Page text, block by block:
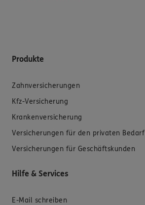
Produkte
Zahnversicherungen
Kfz-Versicherung
Krankenversicherung
Versicherungen für den privaten Bedarf
Versicherungen für Geschäftskunden
Hilfe & Services
E-Mail schreiben